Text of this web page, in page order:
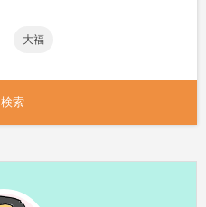
大福
検索